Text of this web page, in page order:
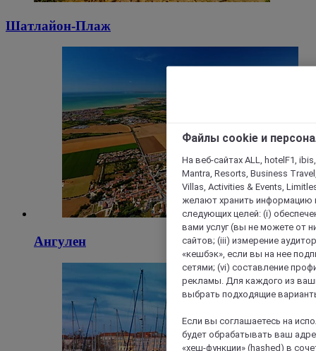
Шатлайон-Плаж
Ангулен
Файлы cookie и
На веб-сайтах ALL, hotelF1,
Mantra, Resorts, Business
Villas, Activities & Events,
желают хранить информацию
следующих целей: (i)
вами услуг (вы не можете от
сайтов; (iii) измерение
«кешбэк», если вы на нее
сетями; (vi) составление
рекламы. Для каждого из
выбрать подходящие
Если вы соглашаетесь на
будет обрабатывать ваш
«хеш-функции» (hashed) в